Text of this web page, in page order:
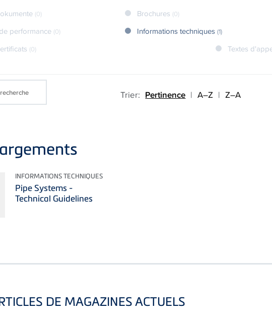
(0) Brochures (0)
performance (0) Informations techniques (1)
(0) Textes
Trier: Pertinence | A–Z | Z–A
INFORMATIONS TECHNIQUES
Pipe Systems -
Technical Guidelines
DE MAGAZINES ACTUELS